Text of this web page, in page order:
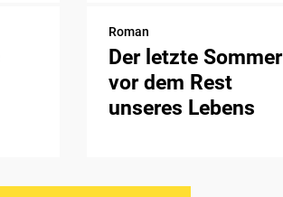
Roman
Der letzte Sommer
vor dem Rest
unseres Lebens